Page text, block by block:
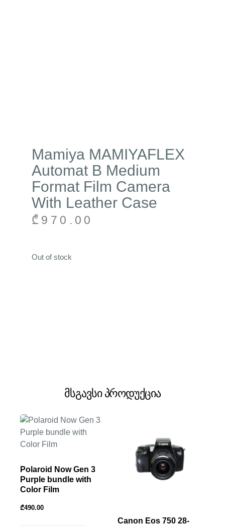
Mamiya MAMIYAFLEX
Automat B Medium
Format Film Camera
With Leather Case
₾ 970.00
Out of stock
მსგავსი პროდუქცია
Polaroid Now Gen 3
Purple bundle with
Color Film
₾490.00
Canon Eos 750 28-